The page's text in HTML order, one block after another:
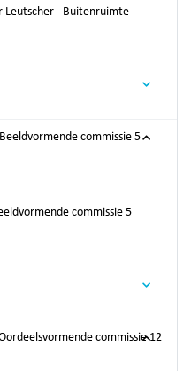
Leutscher - Buitenruimte
commissie 5
commissie 5
commissie 12